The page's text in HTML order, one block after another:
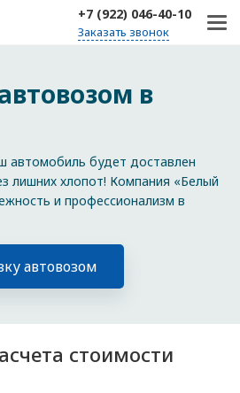
+7 (922) 046-40-10
Заказать звонок
в
автомобиль будет доставлен
лишних хлопот! Компания «Белый
и профессионализм в
автовозом
стоимости